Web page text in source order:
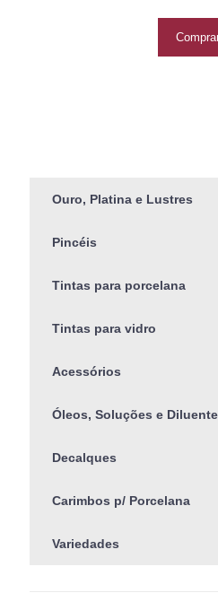
Ouro, Platina e Lustres
Pincéis
Tintas para porcelana
Tintas para vidro
Acessórios
Óleos, Soluções e
Decalques
Carimbos p/ Porcelana
Variedades